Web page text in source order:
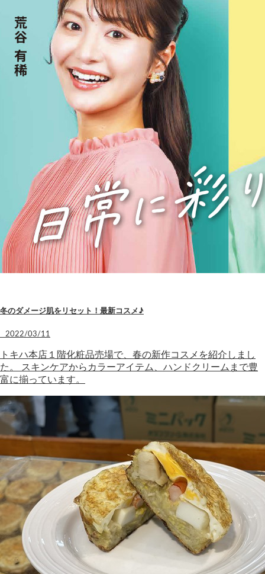
冬のダメージ肌をリセット！最新コスメ♪
2022/03/11
トキハ本店１階化粧品売場で、春の新作コスメを紹介しまし
た。 スキンケアからカラーアイテム、ハンドクリームまで豊
富に揃っています。